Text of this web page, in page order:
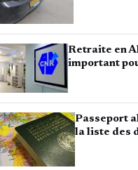
Retraite en
important
Passeport
la liste des